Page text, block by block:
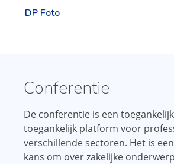
DP Foto
Conferentie
De conferentie is een
toegankelijk platform voor
verschillende sectoren. Het is
kans om over zakelijke